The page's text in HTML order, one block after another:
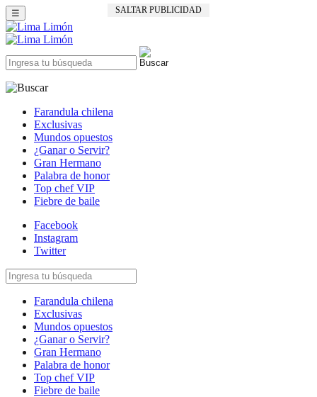
SALTAR PUBLICIDAD
☰
Farandula chilena
Exclusivas
Mundos opuestos
¿Ganar o Servir?
Gran Hermano
Palabra de honor
Top chef VIP
Fiebre de baile
Facebook
Instagram
Twitter
Farandula chilena
Exclusivas
Mundos opuestos
¿Ganar o Servir?
Gran Hermano
Palabra de honor
Top chef VIP
Fiebre de baile